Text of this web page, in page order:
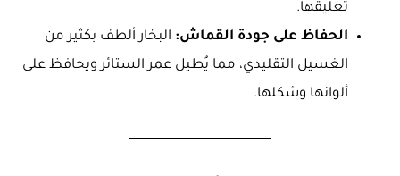
تعليقها.
الحفاظ على جودة القماش: البخار ألطف بكثير من
الغسيل التقليدي، مما يُطيل عمر الستائر ويحافظ على
ألوانها وشكلها.